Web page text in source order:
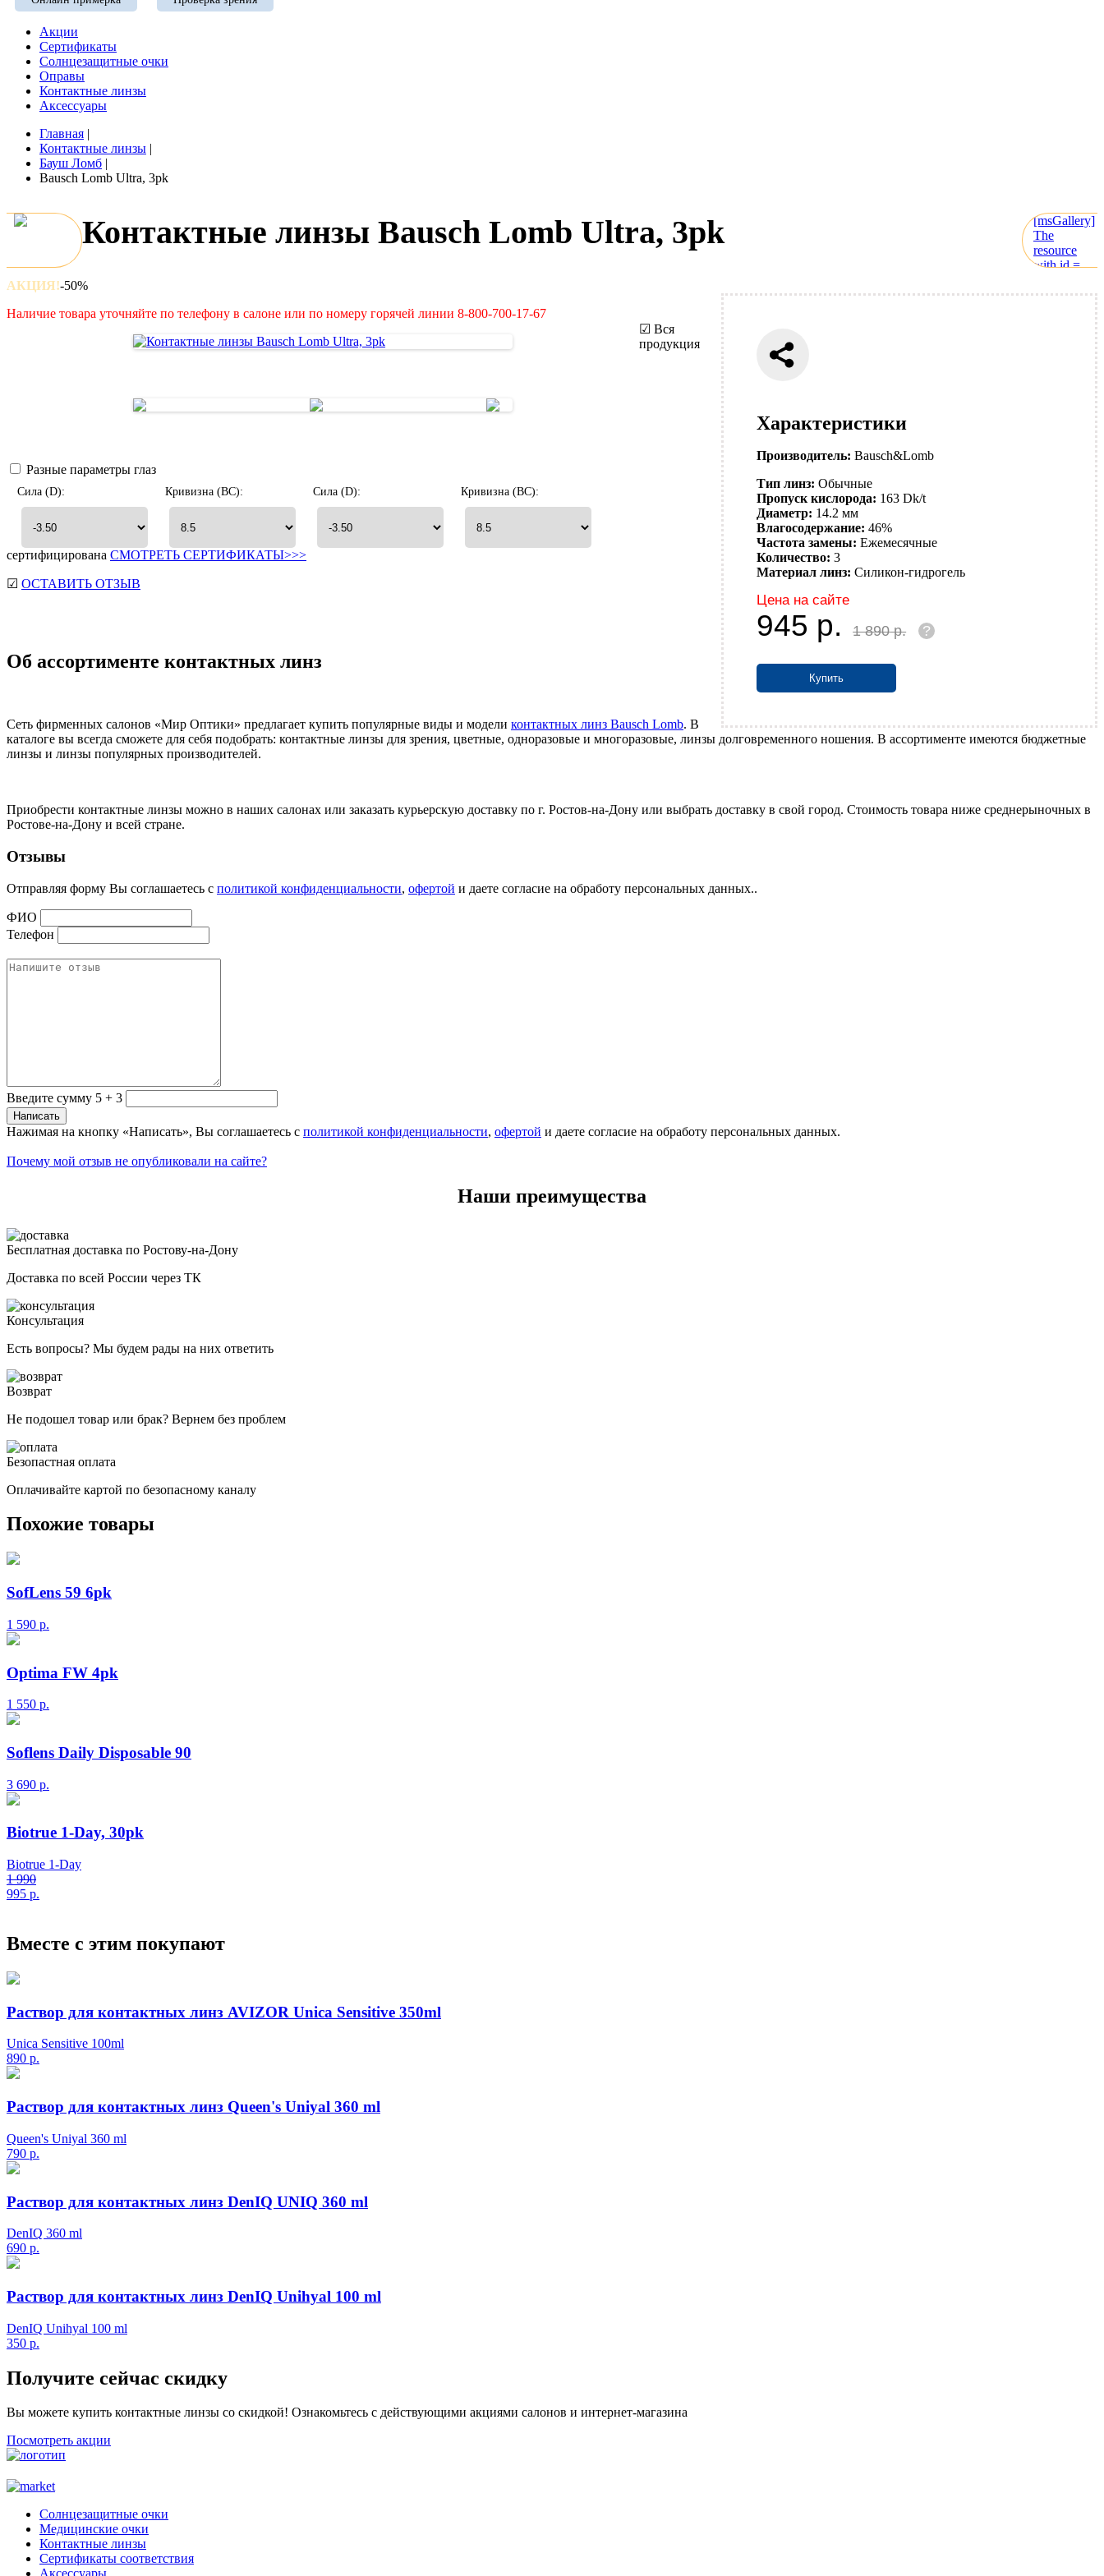
Акции
Сертификаты
Солнцезащитные очки
Оправы
Контактные линзы
Аксессуары
Главная |
Контактные линзы |
Бауш Ломб |
Bausch Lomb Ultra, 3pk
[msGallery]
The
resource
with id =
instance
Контактные линзы Bausch Lomb Ultra, 3pk
АКЦИЯ!-50%
Наличие товара уточняйте по телефону в салоне или по номеру горячей линии 8-800-700-17-67
Разные параметры глаз
Сила (D): Кривизна (BC): Сила (D): Кривизна (BC):
Характеристики
Производитель: Bausch&Lomb
Тип линз: Обычные
Пропуск кислорода: 163 Dk/t
Диаметр: 14.2 мм
Влагосодержание: 46%
Частота замены: Ежемесячные
Количество: 3
Материал линз: Силикон-гидрогель
Цена на сайте
945 р. 1 890р. ?
Купить
☑ Вся
продукция
сертифицирована СМОТРЕТЬ СЕРТИФИКАТЫ>>>
☑ ОСТАВИТЬ ОТЗЫВ
Об ассортименте контактных линз
Сеть фирменных салонов «Мир Оптики» предлагает купить популярные виды и модели контактных линз Bausch Lomb. В
каталоге вы всегда сможете для себя подобрать: контактные линзы для зрения, цветные, одноразовые и многоразовые, линзы долговременного ношения. В ассортименте имеются бюджетные
линзы и линзы популярных производителей.
Приобрести контактные линзы можно в наших салонах или заказать курьерскую доставку по г. Ростов-на-Дону или выбрать доставку в свой город. Стоимость товара ниже среднерыночных в
Ростове-на-Дону и всей стране.
Отзывы
Отправляя форму Вы соглашаетесь с политикой конфиденциальности, офертой и даете согласие на обработу персональных данных..
ФИО
Телефон
Введите сумму 5 + 3
Нажимая на кнопку «Написать», Вы соглашаетесь с политикой конфиденциальности, офертой и даете согласие на обработу персональных данных.
Почему мой отзыв не опубликовали на сайте?
Наши преимущества
Бесплатная доставка по Ростову-на-Дону
Доставка по всей России через ТК
Консультация
Есть вопросы? Мы будем рады на них ответить
Возврат
Не подошел товар или брак? Вернем без проблем
Безопастная оплата
Оплачивайте картой по безопасному каналу
Похожие товары
SofLens 59 6pk
1 590 р.
Optima FW 4pk
1 550 р.
Soflens Daily Disposable 90
3 690 р.
Biotrue 1-Day, 30pk
Biotrue 1-Day
1 990
995 р.
Вместе с этим покупают
Раствор для контактных линз AVIZOR Unica Sensitive 350ml
Unica Sensitive 100ml
890 р.
Раствор для контактных линз Queen's Uniyal 360 ml
Queen's Uniyal 360 ml
790 р.
Раствор для контактных линз DenIQ UNIQ 360 ml
DenIQ 360 ml
690 р.
Раствор для контактных линз DenIQ Unihyal 100 ml
DenIQ Unihyal 100 ml
350 р.
Получите сейчас скидку
Вы можете купить контактные линзы со скидкой! Ознакомьтесь с действующими акциями салонов и интернет-магазина
Посмотреть акции
Солнцезащитные очки
Медицинские очки
Контактные линзы
Сертификаты соответствия